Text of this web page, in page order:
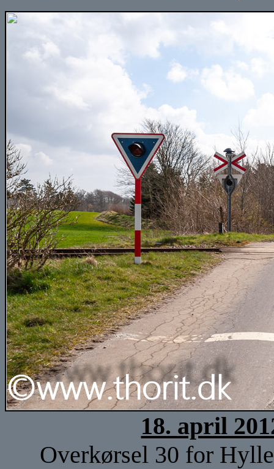
18. april
Overkørsel 30 for